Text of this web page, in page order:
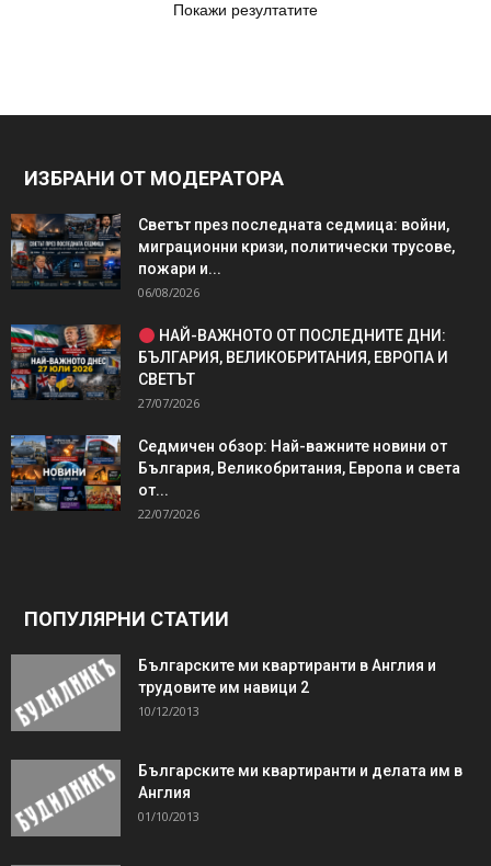
Покажи резултатите
ИЗБРАНИ ОТ МОДЕРАТОРА
Светът през последната седмица: войни,
миграционни кризи, политически трусове,
пожари и...
06/08/2026
НАЙ-ВАЖНОТО ОТ ПОСЛЕДНИТЕ ДНИ:
БЪЛГАРИЯ, ВЕЛИКОБРИТАНИЯ, ЕВРОПА И
СВЕТЪТ
27/07/2026
Седмичен обзор: Най-важните новини от
България, Великобритания, Европа и света
от...
22/07/2026
ПОПУЛЯРНИ СТАТИИ
Българските ми квартиранти в Англия и
трудовите им навици 2
10/12/2013
Българските ми квартиранти и делата им в
Англия
01/10/2013